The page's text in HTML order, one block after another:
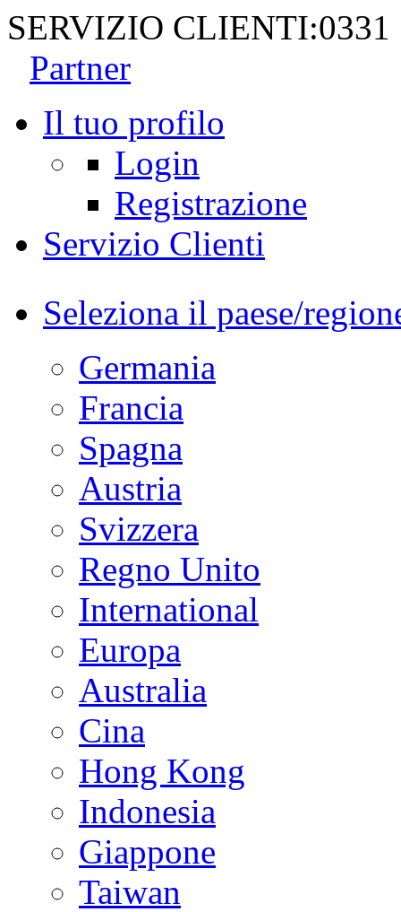
SERVIZIO CLIENTI:0331
Partner
Il tuo profilo
Login
Registrazione
Servizio Clienti
Seleziona il paese/
Germania
Francia
Spagna
Austria
Svizzera
Regno Unito
International
Europa
Australia
Cina
Hong Kong
Indonesia
Giappone
Taiwan